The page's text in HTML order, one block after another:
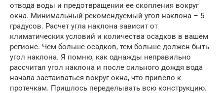
отвода воды и предотвращении ее скопления вокруг
окна. Минимальный рекомендуемый угол наклона – 5
градусов. Расчет угла наклона зависит от
климатических условий и количества осадков в вашем
регионе. Чем больше осадков, тем больше должен быть
угол наклона. Я помню, как однажды неправильно
рассчитал угол наклона и после сильного дождя вода
начала застаиваться вокруг окна, что привело к
протечкам. Пришлось переделывать всю конструкцию.